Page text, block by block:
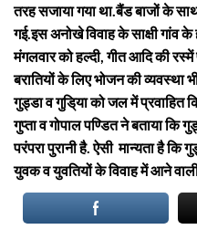
तरह सजाया गया था.बैंड बाजों के
गई.इस अनोखे विवाह के साक्षी गांव के
मंगलवार को हल्दी, गीत आदि की रस्में
बरातियों के लिए भोजन की व्यवस्था
गुड्डा व गुडि्या को जल में प्रवाहित
गुप्ता व गोपाल पण्डित ने बताया कि
परंपरा पुरानी है. ऐसी मान्यता है कि
युवक व युवतियों के विवाह में आने